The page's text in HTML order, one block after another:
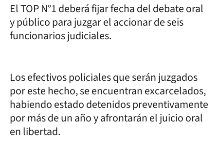
El TOP N°1 deberá fijar fecha del debate oral
y público para juzgar el accionar de seis
funcionarios judiciales.
Los efectivos policiales que serán juzgados
por este hecho, se encuentran excarcelados,
habiendo estado detenidos preventivamente
por más de un año y afrontarán el juicio oral
en libertad.